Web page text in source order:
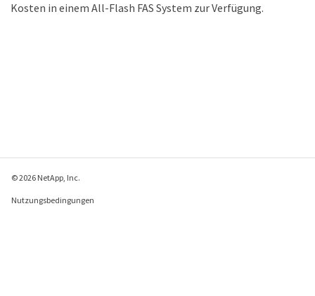
Kosten in einem All-Flash FAS System zur Verfügung.
© 2026 NetApp, Inc.
Nutzungsbedingungen